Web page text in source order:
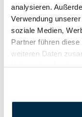
analysieren.
Verwendung
soziale Medien,
Partner führen
weiteren Daten